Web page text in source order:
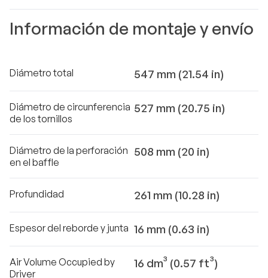
Información de montaje y envío
Diámetro total 547 mm (21.54 in)
Diámetro de circunferencia
de los tornillos
527 mm (20.75 in)
Diámetro de la perforación
en el baffle
508 mm (20 in)
Profundidad 261 mm (10.28 in)
Espesor del reborde y junta 16 mm (0.63 in)
Air Volume Occupied by
Driver
16 dm³ (0.57 ft³)